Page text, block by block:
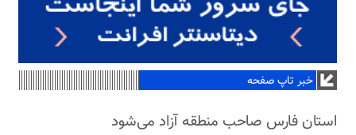
خبر تاپ صفحه
استان فارس صاحب منطقه آزاد می‌شود